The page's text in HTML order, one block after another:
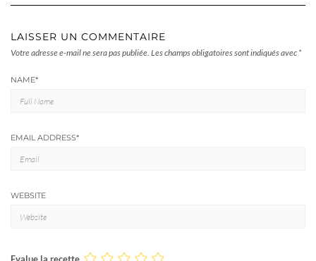
LAISSER UN COMMENTAIRE
Votre adresse e-mail ne sera pas publiée. Les champs obligatoires sont indiqués avec *
NAME*
EMAIL ADDRESS*
WEBSITE
Evalue la recette